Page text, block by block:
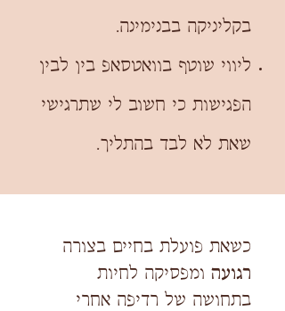
בקליניקה בבנימינה.
ליווי שוטף בוואטסאפ בין לבין
הפגישות כי חשוב לי שתרגישי
שאת לא לבד בהתליך.
כשאת פועלת בחיים בצורה
רגועה ומפסיקה לחיות
בתחושה של רדיפה אחרי